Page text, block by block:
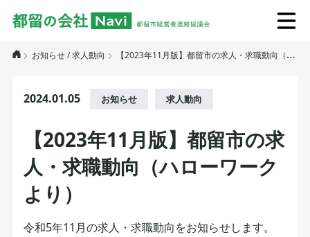
お知らせ/求人動向 【2023年11月版】都留市の求人・求職動向（ハローワークより）
2024.01.05 お知らせ 求人動向
【2023年11月版】都留市の求
人・求職動向（ハローワーク
より）
令和5年11月の求人・求職動向をお知らせします。